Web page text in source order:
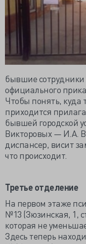
бывшие сотрудники
официального
Чтобы понять, куда
приходится
бывшей городской
Викторовых — И.А.
диспансер, висит
что происходит.
Третье отделение
На первом этаже
№13 (Зюзинская, 1,
которая не
Здесь теперь